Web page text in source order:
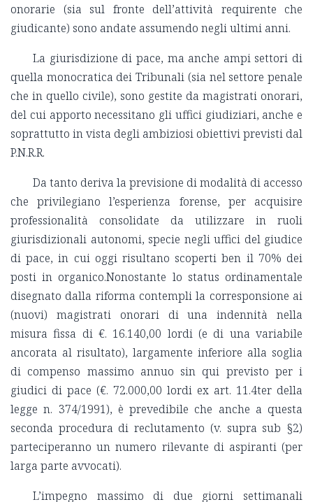
onorarie (sia sul fronte dell’attività requirente che
giudicante) sono andate assumendo negli ultimi anni.
La giurisdizione di pace, ma anche ampi settori di
quella monocratica dei Tribunali (sia nel settore penale
che in quello civile), sono gestite da magistrati onorari,
del cui apporto necessitano gli uffici giudiziari, anche e
soprattutto in vista degli ambiziosi obiettivi previsti dal
P.N.R.R.
Da tanto deriva la previsione di modalità di accesso
che privilegiano l’esperienza forense, per acquisire
professionalità consolidate da utilizzare in ruoli
giurisdizionali autonomi, specie negli uffici del giudice
di pace, in cui oggi risultano scoperti ben il 70% dei
posti in organico.Nonostante lo status ordinamentale
disegnato dalla riforma contempli la corresponsione ai
(nuovi) magistrati onorari di una indennità nella
misura fissa di €. 16.140,00 lordi (e di una variabile
ancorata al risultato), largamente inferiore alla soglia
di compenso massimo annuo sin qui previsto per i
giudici di pace (€. 72.000,00 lordi ex art. 11.4ter della
legge n. 374/1991), è prevedibile che anche a questa
seconda procedura di reclutamento (v. supra sub §2)
parteciperanno un numero rilevante di aspiranti (per
larga parte avvocati).
L’impegno massimo di due giorni settimanali